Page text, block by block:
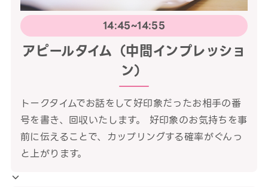
14:45~14:55
アピールタイム（中間インプレッショ
ン）
トークタイムでお話をして好印象だったお相手の番
号を書き、回収いたします。 好印象のお気持ちを事
前に伝えることで、カップリングする確率がぐんっ
と上がります。